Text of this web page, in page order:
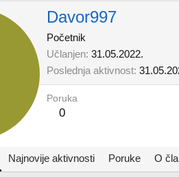
Davor997
Početnik
Učlanjen 31.05.2022.
Poslednja aktivnost
Poruka
0
Najnovije aktivnosti Poruke O